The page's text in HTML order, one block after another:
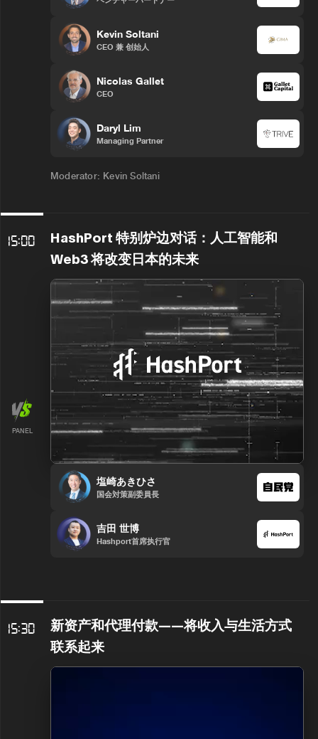
Kevin Soltani
CEO 兼 创始人
Nicolas Gallet
CEO
Daryl Lim
Managing Partner
Moderator: Kevin Soltani
15:00
PANEL
HashPort 特别炉边对话：人工智能和
Web3 将改变日本的未来
塩崎あきひさ
国会対策副委員長
吉田 世博
Hashport首席执行官
15:30
新资产和代理付款——将收入与生活方式
联系起来